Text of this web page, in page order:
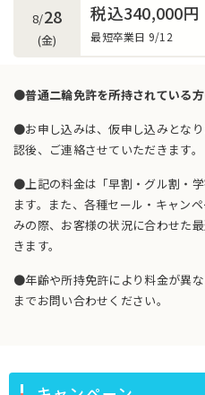
8/28
(金)
税込340,000円
最短卒業日 9/12
●普通二輪免許を所持されている
●お申し込みは、仮申し込みとな
認後、ご連絡させていただきます。
●上記の料金は「早割・グル割・
ます。また、各種セール・キャン
みの際、お客様の状況に合わせた
きます。
●年齢や所持免許により料金が異
までお問い合わせください。